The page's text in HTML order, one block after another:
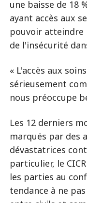
une baisse de 18
ayant accès aux
pouvoir atteindre
de l'insécurité
« L'accès aux
sérieusement
nous préoccupe
Les 12 derniers
marqués par des
dévastatrices
particulier, le
les parties au
tendance à ne